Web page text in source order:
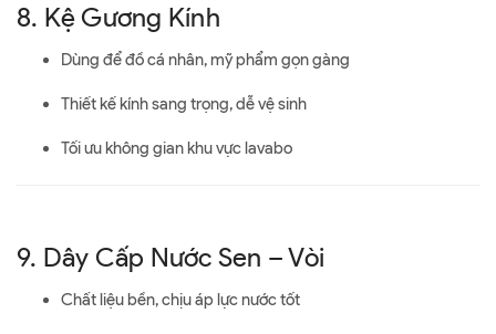
8. Kệ Gương Kính
Dùng để đồ cá nhân, mỹ phẩm gọn gàng
Thiết kế kính sang trọng, dễ vệ sinh
Tối ưu không gian khu vực lavabo
9. Dây Cấp Nước Sen – Vòi
Chất liệu bền, chịu áp lực nước tốt